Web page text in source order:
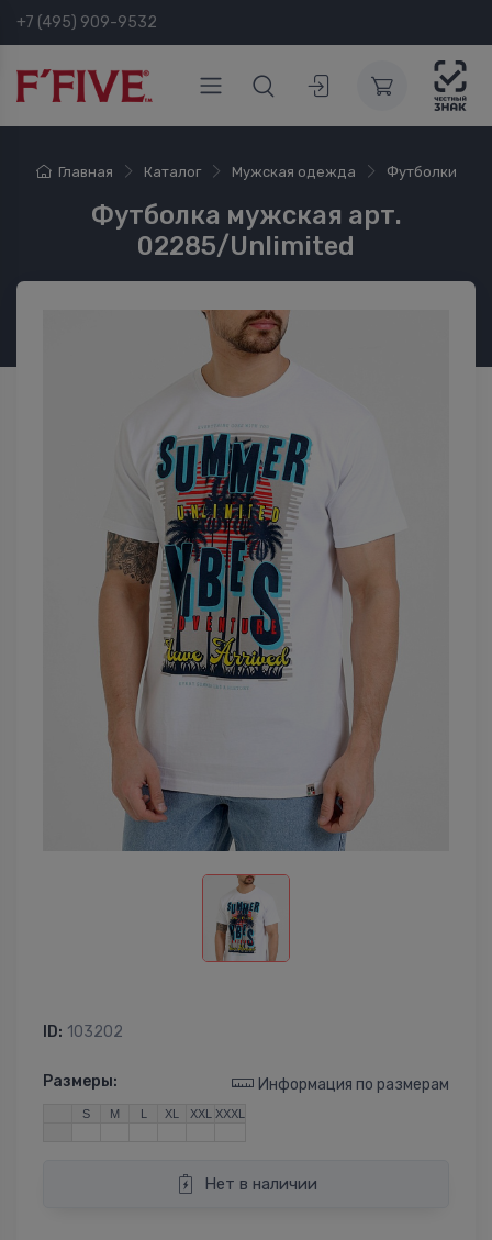
+7 (495) 909-9532
Главная Каталог Мужская одежда Футболки
Футболка мужская арт.
02285/Unlimited
ID: 103202
Размеры: Информация по размерам
S M L XL XXL XXXL
Нет в наличии